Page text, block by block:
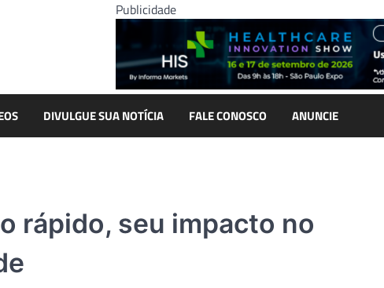
Publicidade
DIVULGUE SUA NOTÍCIA FALE CONOSCO ANUNCIE
rápido, seu impacto no